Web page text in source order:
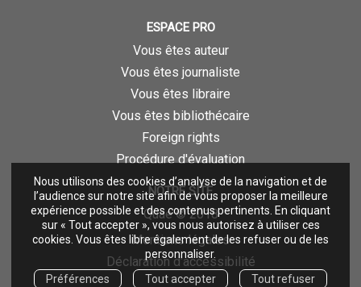
Nous utilisons des cookies d’analyse de la navigation et de
l’audience sur notre site afin de vous proposer la meilleure
expérience possible et des contenus pertinents. En cliquant
sur « Tout accepter », vous nous autorisez à utiliser ces
cookies. Vous êtes libre également de les refuser ou de les
personnaliser.
Préférences
Tout accepter Tout refuser
ESPACE PRO
Vous êtes auteur
Vous êtes journaliste
Vous êtes libraire
Vous êtes bibliothécaire
Foreign rights
Procédure d'évaluation
NOTRE SITE
Quae © 2018
Mentions légales
Déclaration d'accessibilité